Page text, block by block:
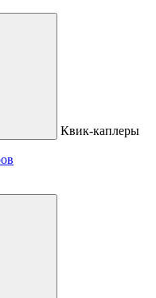
Квик-каплеры